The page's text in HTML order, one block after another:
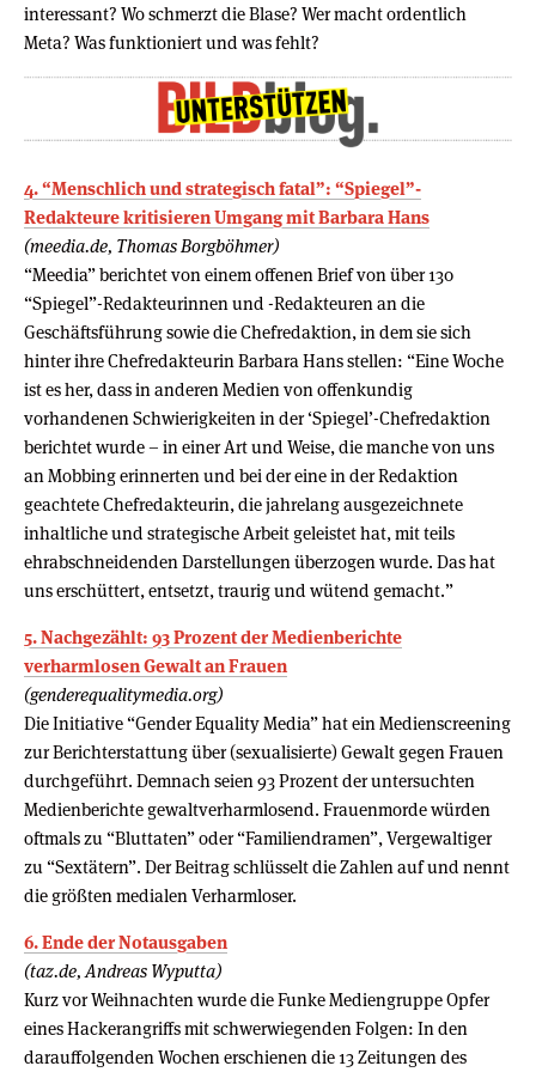
interessant? Wo schmerzt die Blase? Wer macht ordentlich
Meta? Was funktioniert und was fehlt?
4. “Menschlich und strategisch fatal”: “Spiegel”-
Redakteure kritisieren Umgang mit Barbara Hans
(meedia.de, Thomas Borgböhmer)
“Meedia” berichtet von einem offenen Brief von über 130
“Spiegel”-Redakteurinnen und -Redakteuren an die
Geschäftsführung sowie die Chefredaktion, in dem sie sich
hinter ihre Chefredakteurin Barbara Hans stellen: “Eine Woche
ist es her, dass in anderen Medien von offenkundig
vorhandenen Schwierigkeiten in der ‘Spiegel’-Chefredaktion
berichtet wurde – in einer Art und Weise, die manche von uns
an Mobbing erinnerten und bei der eine in der Redaktion
geachtete Chefredakteurin, die jahrelang ausgezeichnete
inhaltliche und strategische Arbeit geleistet hat, mit teils
ehrabschneidenden Darstellungen überzogen wurde. Das hat
uns erschüttert, entsetzt, traurig und wütend gemacht.”
5. Nachgezählt: 93 Prozent der Medienberichte
verharmlosen Gewalt an Frauen
(genderequalitymedia.org)
Die Initiative “Gender Equality Media” hat ein Medienscreening
zur Berichterstattung über (sexualisierte) Gewalt gegen Frauen
durchgeführt. Demnach seien 93 Prozent der untersuchten
Medienberichte gewaltverharmlosend. Frauenmorde würden
oftmals zu “Bluttaten” oder “Familiendramen”, Vergewaltiger
zu “Sextätern”. Der Beitrag schlüsselt die Zahlen auf und nennt
die größten medialen Verharmloser.
6. Ende der Notausgaben
(taz.de, Andreas Wyputta)
Kurz vor Weihnachten wurde die Funke Mediengruppe Opfer
eines Hackerangriffs mit schwerwiegenden Folgen: In den
darauffolgenden Wochen erschienen die 13 Zeitungen des